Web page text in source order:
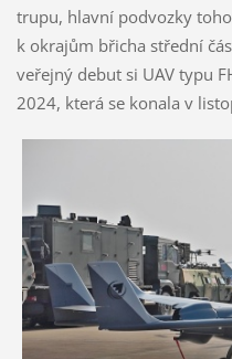
trupu, hlavní podvozky
k okrajům břicha střední
veřejný debut si UAV typu
2024, která se konala v